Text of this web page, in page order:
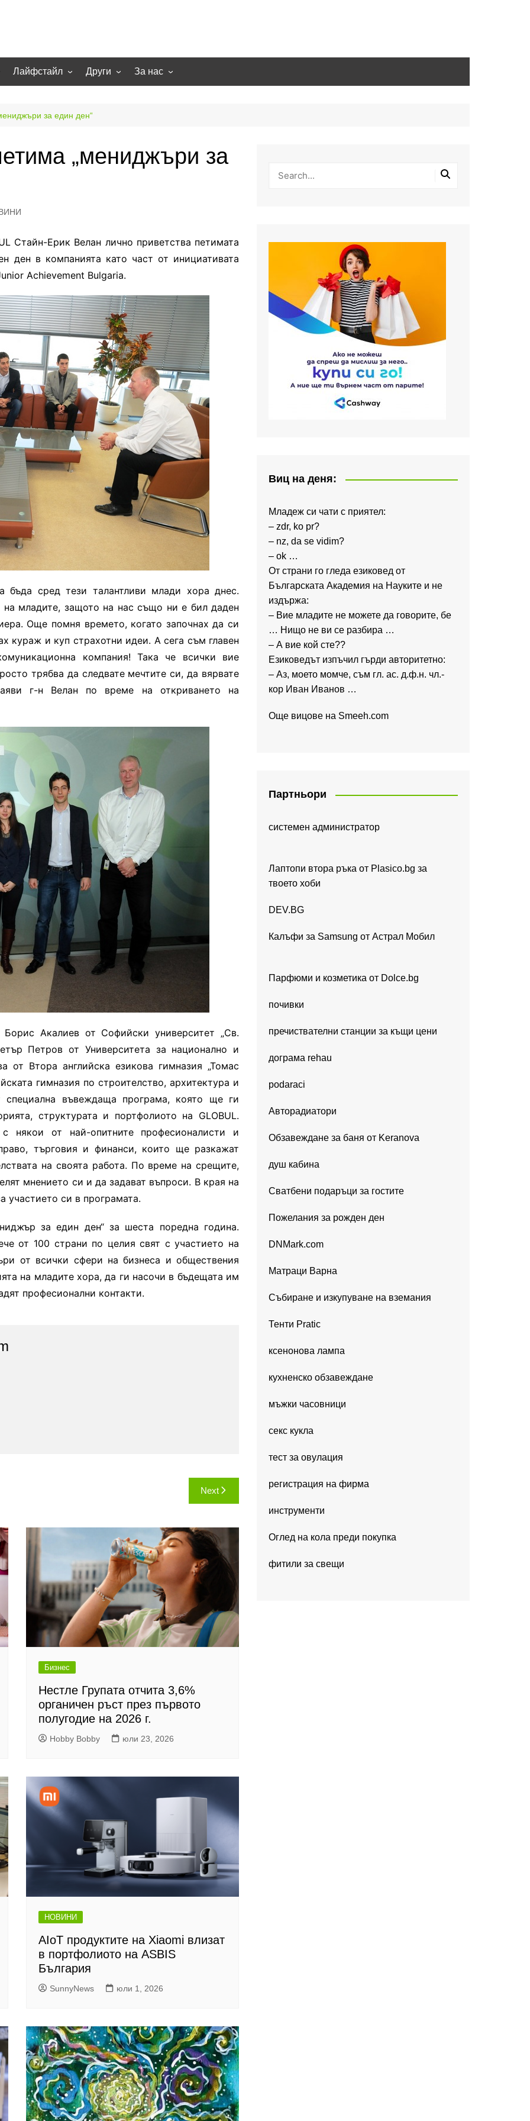
Лайфстайл
Игри
Осветление
Бизнес
Други
СТАТИИ
Помощна информация
За нас
за един ден“
„мениджъри за
Стайн-Ерик Велан лично приветства петимата
ден в компанията като част от инициативата
Achievement Bulgaria.
сред тези талантливи млади хора днес.
младите, защото на нас също ни е бил даден
Още помня времето, когато започнах да си
кураж и куп страхотни идеи. А сега съм главен
компания! Така че всички вие
трябва да следвате мечтите си, да вярвате
г-н Велан по време на откриването на
Акалиев от Софийски университет „Св.
Петров от Университета за национално и
от Втора английска езикова гимназия „Томас
гимназия по строителство, архитектура и
специална въвеждаща програма, която ще ги
структурата и портфолиото на GLOBUL.
от най-опитните професионалисти и
търговия и финанси, които ще разкажат
на своята работа. По време на срещите,
мнението си и да задават въпроси. В края на
участието си в програмата.
за един ден“ за шеста поредна година.
от 100 страни по целия свят с участието на
от всички сфери на бизнеса и обществения
на младите хора, да ги насочи в бъдещата им
професионални контакти.
Next
Бизнес
Нестле Групата отчита 3,6%
органичен ръст през първото
полугодие на 2026 г.
Hobby Bobby юли 23, 2026
НОВИНИ
AIoT продуктите на Xiaomi влизат
в портфолиото на ASBIS
България
SunnyNews юли 1, 2026
Виц на деня:
Младеж си чати с приятел:
– zdr, ko pr?
– nz, da se vidim?
– ok …
От страни го гледа езиковед от
Българската Академия на Науките и не
издържа:
– Вие младите не можете да говорите, бе
… Нищо не ви се разбира …
– А вие кой сте??
Езиковедът изпъчил гърди авторитетно:
– Аз, моето момче, съм гл. ас. д.ф.н. чл.-
кор Иван Иванов …
Още вицове на Smeeh.com
Партньори
системен администратор
Лаптопи втора ръка от Plasico.bg за
твоето хоби
DEV.BG
Калъфи за Samsung от Астрал Мобил
Парфюми и козметика от Dolce.bg
почивки
пречиствателни станции за къщи цени
дограма rehau
podaraci
Авторадиатори
Обзавеждане за баня от Keranova
душ кабина
Сватбени подаръци за гостите
Пожелания за рожден ден
DNMark.com
Матраци Варна
Събиране и изкупуване на вземания
Тенти Pratic
ксенонова лампа
кухненско обзавеждане
мъжки часовници
секс кукла
тест за овулация
регистрация на фирма
инструменти
Оглед на кола преди покупка
фитили за свещи